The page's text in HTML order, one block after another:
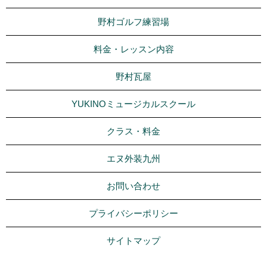
野村ゴルフ練習場
料金・レッスン内容
野村瓦屋
YUKINOミュージカルスクール
クラス・料金
エヌ外装九州
お問い合わせ
プライバシーポリシー
サイトマップ